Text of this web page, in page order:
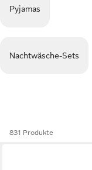
Pyjamas
Nachtwäsche-Sets
831 Produkte